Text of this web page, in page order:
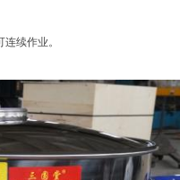
续作业。